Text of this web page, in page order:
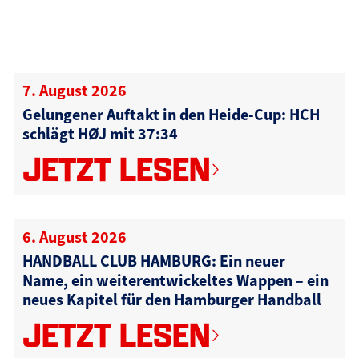
7. August 2026
Gelungener Auftakt in den Heide-Cup: HCH
schlägt HØJ mit 37:34
JETZT LESEN
6. August 2026
HANDBALL CLUB HAMBURG: Ein neuer
Name, ein weiterentwickeltes Wappen – ein
neues Kapitel für den Hamburger Handball
JETZT LESEN